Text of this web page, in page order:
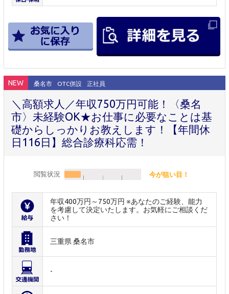
NEW 桑名市 OTC併設 正社員
＼高額求人／年収750万円可能！〈桑名
市〉未経験OK★お仕事に必要なことは基
礎からしっかりお教えします！【年間休
日116日】総合診療科応需！
閲覧状況 今が狙い目！
年収400万円～750万円 ※あなたのご経験、能力
を考慮して決定いたします。お気軽にご相談くだ
さい！
三重県 桑名市
-